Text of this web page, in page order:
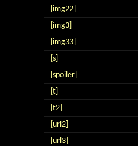
[img22]
[img3]
[img33]
[s]
[spoiler]
[t]
[t2]
[url2]
[url3]